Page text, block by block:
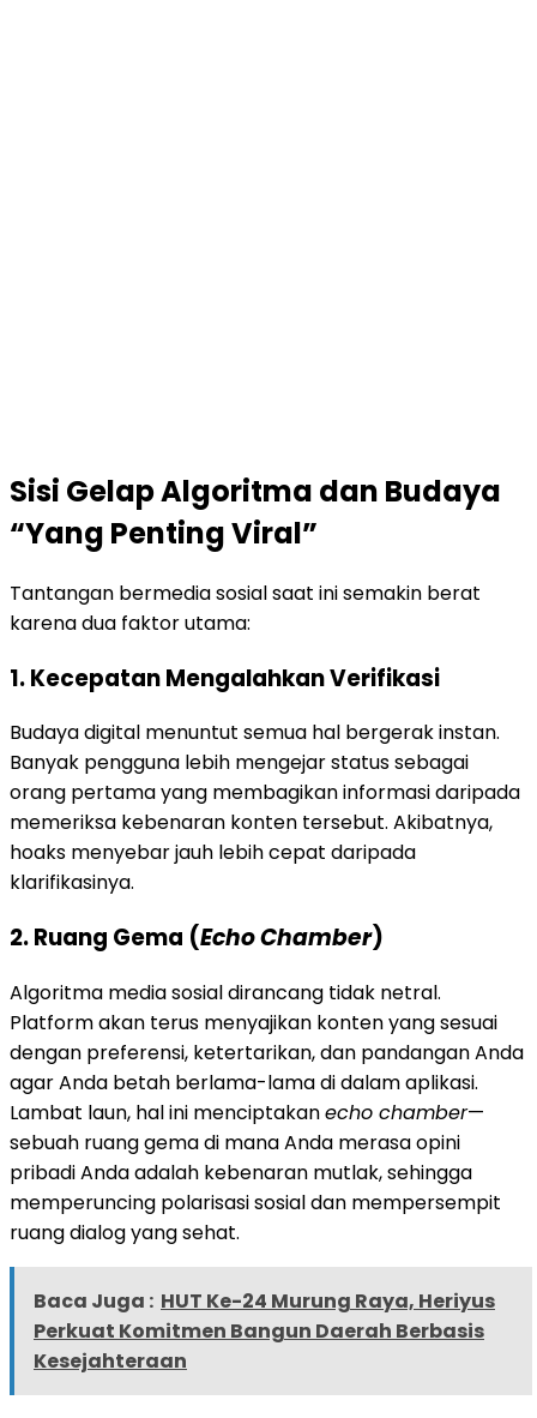
Sisi Gelap Algoritma dan Budaya
“Yang Penting Viral”
Tantangan bermedia sosial saat ini semakin berat
karena dua faktor utama:
1. Kecepatan Mengalahkan Verifikasi
Budaya digital menuntut semua hal bergerak instan.
Banyak pengguna lebih mengejar status sebagai
orang pertama yang membagikan informasi daripada
memeriksa kebenaran konten tersebut. Akibatnya,
hoaks menyebar jauh lebih cepat daripada
klarifikasinya.
2. Ruang Gema (Echo Chamber)
Algoritma media sosial dirancang tidak netral.
Platform akan terus menyajikan konten yang sesuai
dengan preferensi, ketertarikan, dan pandangan Anda
agar Anda betah berlama-lama di dalam aplikasi.
Lambat laun, hal ini menciptakanecho chamber—
sebuah ruang gema di mana Anda merasa opini
pribadi Anda adalah kebenaran mutlak, sehingga
memperuncing polarisasi sosial dan mempersempit
ruang dialog yang sehat.
Baca Juga : HUT Ke-24 Murung Raya, Heriyus
Perkuat Komitmen Bangun Daerah Berbasis
Kesejahteraan